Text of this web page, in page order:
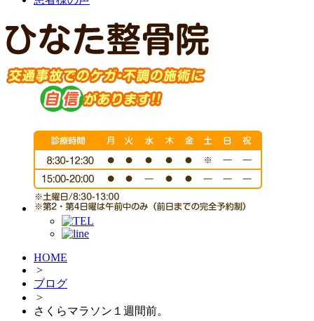
HOME
>
ブログ
>
さくらマラソン１週間前。